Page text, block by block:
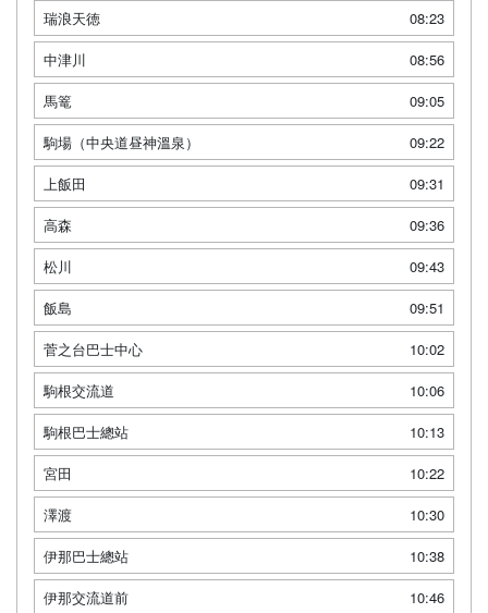
瑞浪天徳
08:23
中津川
08:56
馬篭
09:05
駒場（中央道昼神溫泉）
09:22
上飯田
09:31
高森
09:36
松川
09:43
飯島
09:51
菅之台巴士中心
10:02
駒根交流道
10:06
駒根巴士總站
10:13
宮田
10:22
澤渡
10:30
伊那巴士總站
10:38
伊那交流道前
10:46